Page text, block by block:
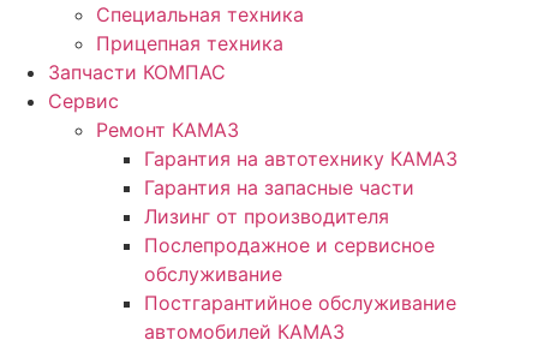
Специальная техника
Прицепная техника
Запчасти КОМПАС
Сервис
Ремонт КАМАЗ
Гарантия на автотехнику КАМАЗ
Гарантия на запасные части
Лизинг от производителя
Послепродажное и сервисное
обслуживание
Постгарантийное обслуживание
автомобилей КАМАЗ